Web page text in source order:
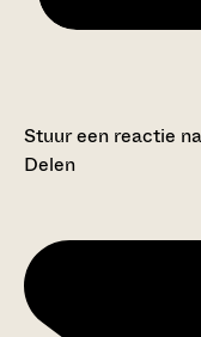
Stuur een reactie
Delen